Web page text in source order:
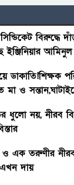
বিরুদ্ধে
ইঞ্জিনিয়ার
ডাকাতি!শিক্ষক
মা ও
ধুলো নয়, নীরব
এক তরুণীর নীরব
এখন দায়